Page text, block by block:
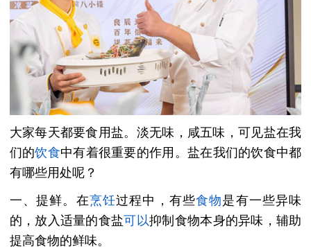
大家每天都要食用盐。淡无味，咸五味，可见盐在我
们的饮食中有着很重要的作用。盐在我们的饮食中都
有哪些用处呢？
一、提鲜。在烹饪过程中，有些食物是有一些异味
的，放入适量的食盐可以抑制食物本身的异味，辅助
提高食物的鲜味。